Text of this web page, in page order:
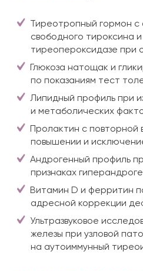
Тиреотропный гормон
свободного тироксина
тиреопероксидазе при
Глюкоза натощак и
по показаниям тест
Липидный профиль при
и метаболических
Пролактин с
повышении и
Андрогенный профиль
признаках
Витамин D и ферритин
адресной коррекции
Ультразвуковое
железы при узловой
на аутоиммунный